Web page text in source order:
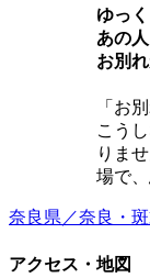
ゆっ
あの
お別
「お
こう
りま
場で
奈良県／奈良・
アクセス・地図